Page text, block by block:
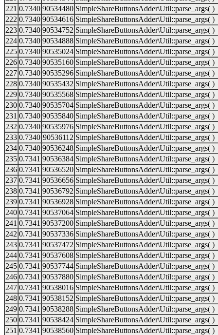
221 0.7340 90534480 SimpleShareButtonsAdder\Util::parse_args( )
222 0.7340 90534616 SimpleShareButtonsAdder\Util::parse_args( )
223 0.7340 90534752 SimpleShareButtonsAdder\Util::parse_args( )
224 0.7340 90534888 SimpleShareButtonsAdder\Util::parse_args( )
225 0.7340 90535024 SimpleShareButtonsAdder\Util::parse_args( )
226 0.7340 90535160 SimpleShareButtonsAdder\Util::parse_args( )
227 0.7340 90535296 SimpleShareButtonsAdder\Util::parse_args( )
228 0.7340 90535432 SimpleShareButtonsAdder\Util::parse_args( )
229 0.7340 90535568 SimpleShareButtonsAdder\Util::parse_args( )
230 0.7340 90535704 SimpleShareButtonsAdder\Util::parse_args( )
231 0.7340 90535840 SimpleShareButtonsAdder\Util::parse_args( )
232 0.7340 90535976 SimpleShareButtonsAdder\Util::parse_args( )
233 0.7340 90536112 SimpleShareButtonsAdder\Util::parse_args( )
234 0.7340 90536248 SimpleShareButtonsAdder\Util::parse_args( )
235 0.7341 90536384 SimpleShareButtonsAdder\Util::parse_args( )
236 0.7341 90536520 SimpleShareButtonsAdder\Util::parse_args( )
237 0.7341 90536656 SimpleShareButtonsAdder\Util::parse_args( )
238 0.7341 90536792 SimpleShareButtonsAdder\Util::parse_args( )
239 0.7341 90536928 SimpleShareButtonsAdder\Util::parse_args( )
240 0.7341 90537064 SimpleShareButtonsAdder\Util::parse_args( )
241 0.7341 90537200 SimpleShareButtonsAdder\Util::parse_args( )
242 0.7341 90537336 SimpleShareButtonsAdder\Util::parse_args( )
243 0.7341 90537472 SimpleShareButtonsAdder\Util::parse_args( )
244 0.7341 90537608 SimpleShareButtonsAdder\Util::parse_args( )
245 0.7341 90537744 SimpleShareButtonsAdder\Util::parse_args( )
246 0.7341 90537880 SimpleShareButtonsAdder\Util::parse_args( )
247 0.7341 90538016 SimpleShareButtonsAdder\Util::parse_args( )
248 0.7341 90538152 SimpleShareButtonsAdder\Util::parse_args( )
249 0.7341 90538288 SimpleShareButtonsAdder\Util::parse_args( )
250 0.7341 90538424 SimpleShareButtonsAdder\Util::parse_args( )
251 0.7341 90538560 SimpleShareButtonsAdder\Util::parse_args( )